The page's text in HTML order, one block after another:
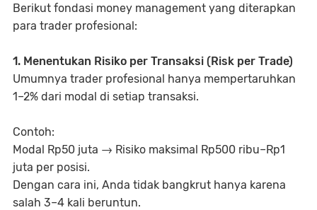
Berikut fondasi money management yang diterapkan
para trader profesional:
1. Menentukan Risiko per Transaksi (Risk per Trade)
Umumnya trader profesional hanya mempertaruhkan
1–2% dari modal di setiap transaksi.
Contoh:
Modal Rp50 juta → Risiko maksimal Rp500 ribu–Rp1
juta per posisi.
Dengan cara ini, Anda tidak bangkrut hanya karena
salah 3–4 kali beruntun.